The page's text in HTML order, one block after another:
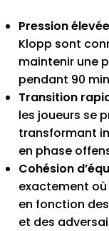
Pression
Klopp sont
maintenir une
pendant 90
Transition
les joueurs se
transformant
en phase
Cohésion
exactement
en fonction
et des